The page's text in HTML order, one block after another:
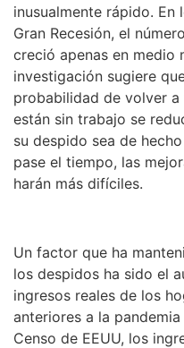
inusualmente rápido. En
Gran Recesión, el
creció apenas en medio
investigación sugiere
probabilidad de volver
están sin trabajo se
su despido sea de
pase el tiempo, las
harán más difíciles.
Un factor que ha
los despidos ha sido el
ingresos reales de los
anteriores a la
Censo de EEUU, los